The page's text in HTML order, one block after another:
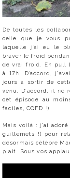
De toutes les
celle que je vous
laquelle j’ai eu le
braver le froid
de vrai froid. En pull
à 17h. D’accord,
jours à sortir de
venu. D’accord, il ne
cet épisode au
faciles, CQFD !).
Mais voilà : j’ai
guillemets !) pour
désormais célèbre
plait. Sous vos